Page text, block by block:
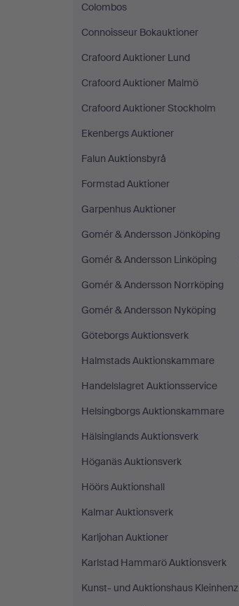
Colombos
Connoisseur Bokauktioner
Crafoord Auktioner Lund
Crafoord Auktioner Malmö
Crafoord Auktioner Stockholm
Ekenbergs Auktioner
Falun Auktionsbyrå
Formstad Auktioner
Garpenhus Auktioner
Gomér & Andersson Jönköping
Gomér & Andersson Linköping
Gomér & Andersson Norrköping
Gomér & Andersson Nyköping
Göteborgs Auktionsverk
Halmstads Auktionskammare
Handelslagret Auktionsservice
Helsingborgs Auktionskammare
Hälsinglands Auktionsverk
Höganäs Auktionsverk
Höörs Auktionshall
Kalmar Auktionsverk
Karljohan Auktioner
Karlstad Hammarö Auktionsverk
Kunst- und Auktionshaus Kleinhenz